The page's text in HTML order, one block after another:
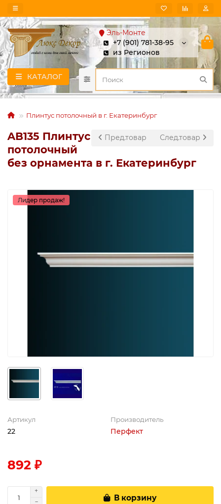
Эль-Монте
+7 (901) 781-38-95
из Регионов
КАТАЛОГ
Плинтус потолочный в г. Екатеринбург
Пред.товар След.товар
AB135 Плинтус
потолочный
без орнамента в г. Екатеринбург
Лидер продаж!
Артикул
22
Производитель
Перфект
892 ₽
В корзину